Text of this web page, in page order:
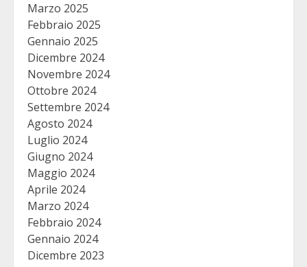
Marzo 2025
Febbraio 2025
Gennaio 2025
Dicembre 2024
Novembre 2024
Ottobre 2024
Settembre 2024
Agosto 2024
Luglio 2024
Giugno 2024
Maggio 2024
Aprile 2024
Marzo 2024
Febbraio 2024
Gennaio 2024
Dicembre 2023